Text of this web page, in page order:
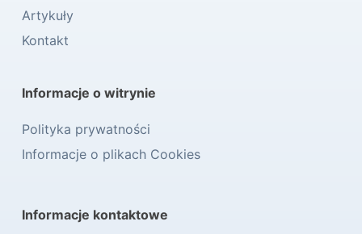
Artykuły
Kontakt
Informacje o witrynie
Polityka prywatności
Informacje o plikach Cookies
Informacje kontaktowe